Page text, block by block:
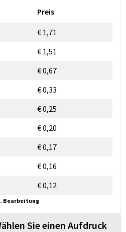
Preis
€ 1,71
€ 1,51
€ 0,67
€ 0,33
€ 0,25
€ 0,20
€ 0,17
€ 0,16
€ 0,12
Bearbeitung
Sie einen Aufdruck